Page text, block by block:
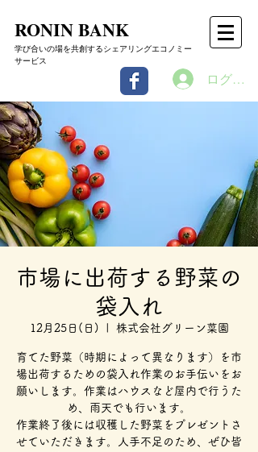
RONIN BANK
学び合いの場を共創するシェアリングエコノミー
サービス
ログイン
市場に出荷する野菜の
袋入れ
12月25日(日) 株式会社グリーン菜園
育てた野菜（時期によって異なります）を市
場出荷するための袋入れ作業のお手伝いをお
願いします。作業はハウスなど屋内で行うた
め、雨天でも行います。
作業終了後には収穫した野菜をプレゼントさ
せていただきます。人手不足のため、ぜひ皆